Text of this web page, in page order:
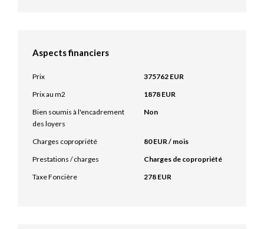
Aspects financiers
Prix
375762 EUR
Prix au m2
1878 EUR
Bien soumis à l'encadrement
des loyers
Non
Charges copropriété
80 EUR / mois
Prestations / charges
Charges de copropriété
Taxe Foncière
278 EUR